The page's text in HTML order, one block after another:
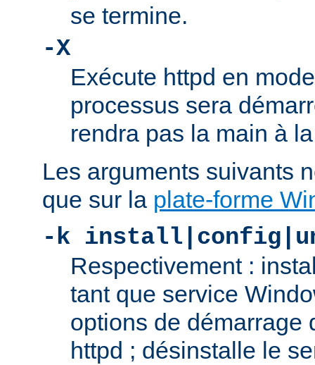
se termine.
-X
Exécute httpd en
processus sera
rendra pas la main à
Les arguments suivants
que sur la plate-forme
-k
Respectivement :
tant que service
options de démarrage
httpd ; désinstalle le